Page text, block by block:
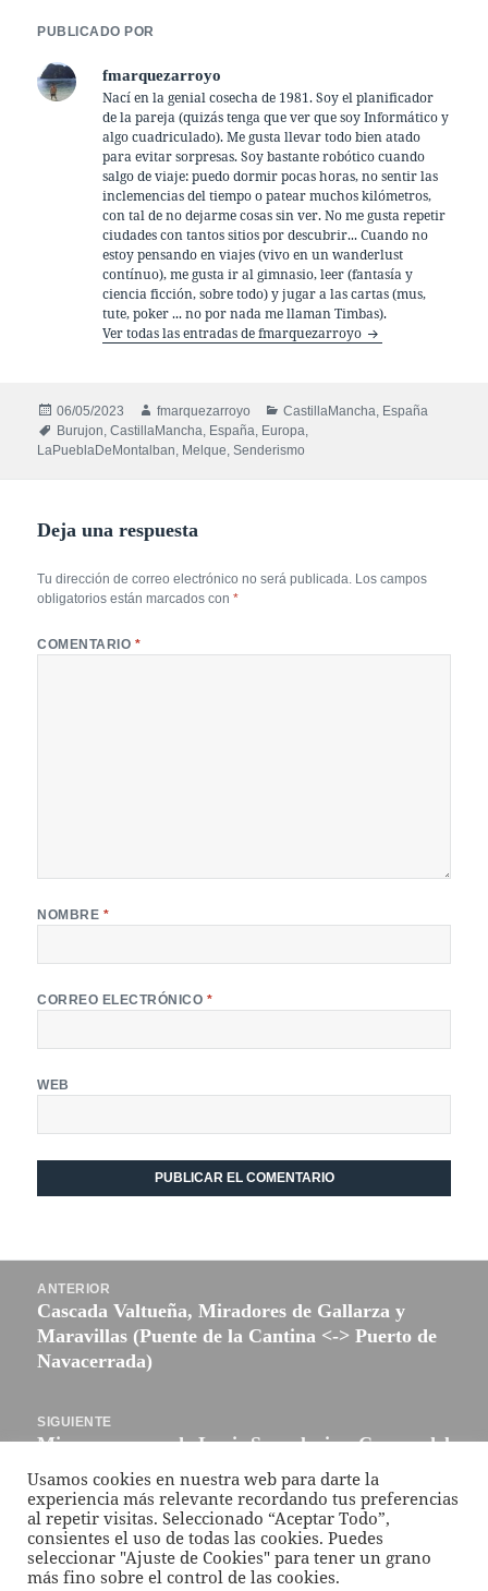
PUBLICADO POR
fmarquezarroyo
Nací en la genial cosecha de 1981. Soy el planificador
de la pareja (quizás tenga que ver que soy Informático y
algo cuadriculado). Me gusta llevar todo bien atado
para evitar sorpresas. Soy bastante robótico cuando
salgo de viaje: puedo dormir pocas horas, no sentir las
inclemencias del tiempo o patear muchos kilómetros,
con tal de no dejarme cosas sin ver. No me gusta repetir
ciudades con tantos sitios por descubrir... Cuando no
estoy pensando en viajes (vivo en un wanderlust
contínuo), me gusta ir al gimnasio, leer (fantasía y
ciencia ficción, sobre todo) y jugar a las cartas (mus,
tute, poker ... no por nada me llaman Timbas).
Ver todas las entradas de fmarquezarroyo
Publicado
el
06/05/2023 Autor
fmarquezarroyo Categorías
CastillaMancha, España
Etiquetas
Burujon,CastillaMancha, España, Europa,
LaPueblaDeMontalban, Melque,Senderismo
Deja una respuesta
Tu dirección de correo electrónico no será publicada. Los campos
obligatorios están marcados con*
COMENTARIO *
NOMBRE *
CORREO ELECTRÓNICO *
WEB
ANTERIOR
Entrada
anterior:
Cascada Valtueña, Miradores de Gallarza y
Maravillas (Puente de la Cantina <-> Puerto de
Navacerrada)
SIGUIENTE
Entrada
siguiente:
Minas romanas de Lapis Specularis – Cuevas del
Sanabrio (Saceda del Río, Cuenca)
Funciona gracias a WordPress
Usamos cookies en nuestra web para darte la
experiencia más relevante recordando tus preferencias
al repetir visitas. Seleccionado “Aceptar Todo”,
consientes el uso de todas las cookies. Puedes
seleccionar "Ajuste de Cookies" para tener un grano
más fino sobre el control de las cookies.